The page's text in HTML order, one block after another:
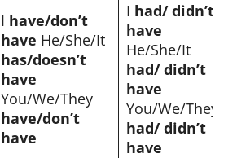
I have/don’t
have He/She/It
has/doesn’t
have
You/We/They
have/don’t
have
I had/ didn’t
have
He/She/It
had/ didn’t
have
You/We/They
had/ didn’t
have